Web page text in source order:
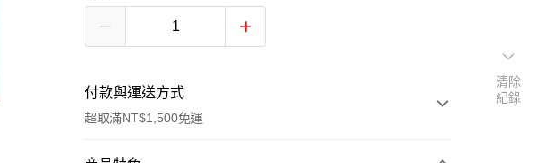
付款與運送方式
超取滿NT$1,500免運
清除
紀錄